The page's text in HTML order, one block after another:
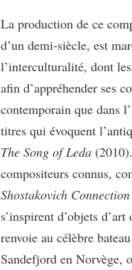
La production de ce
d’un demi-siècle, est
l’interculturalité, dont
afin d’appréhender ses
contemporain que dans
titres qui évoquent
The Song of Leda
compositeurs connus,
Shostakovich Connection
s’inspirent d’objets
renvoie au célèbre
Sandefjord en Norvège,